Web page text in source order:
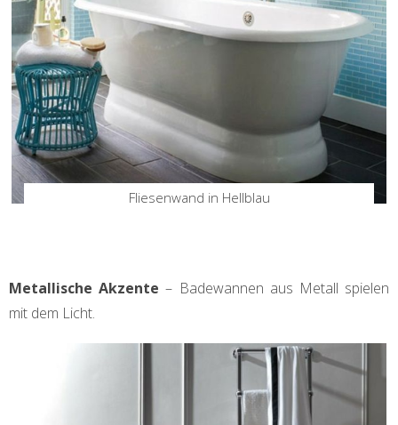
Fliesenwand in Hellblau
Metallische Akzente– Badewannen aus Metall spielen
mit dem Licht.